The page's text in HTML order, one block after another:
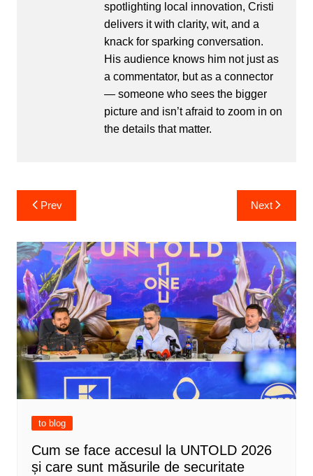
spotlighting local innovation, Cristi
delivers it with clarity, wit, and a
knack for sparking conversation.
His audience knows him not just as
a commentator, but as a connector
— someone who sees the bigger
picture and isn’t afraid to zoom in on
the details that matter.
Post
navigation
Prev Next
to blog
Cum se face accesul la UNTOLD 2026
și care sunt măsurile de securitate